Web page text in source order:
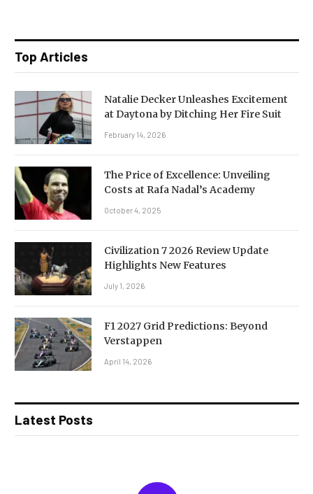
Top Articles
Natalie Decker Unleashes Excitement
at Daytona by Ditching Her Fire Suit
February 14, 2026
The Price of Excellence: Unveiling
Costs at Rafa Nadal’s Academy
October 4, 2025
Civilization 7 2026 Review Update
Highlights New Features
July 1, 2026
F1 2027 Grid Predictions: Beyond
Verstappen
April 14, 2026
Latest Posts